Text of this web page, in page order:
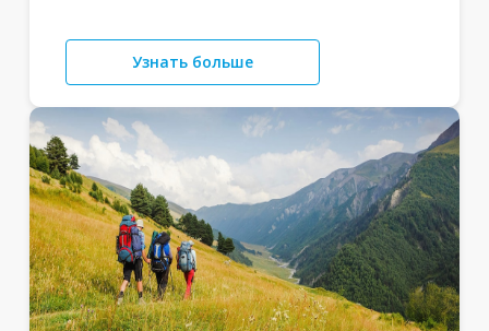
Узнать больше